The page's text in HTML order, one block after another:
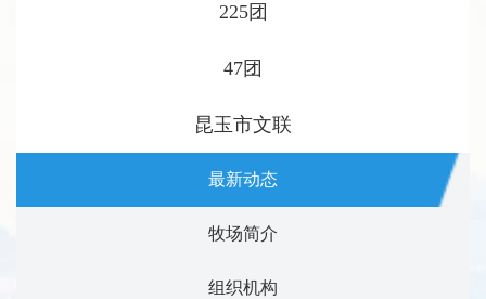
225团
47团
昆玉市文联
最新动态
牧场简介
组织机构